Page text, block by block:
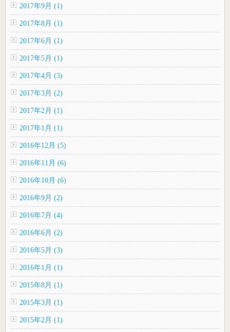
2017年9月 (1)
2017年8月 (1)
2017年6月 (1)
2017年5月 (1)
2017年4月 (3)
2017年3月 (2)
2017年2月 (1)
2017年1月 (1)
2016年12月 (5)
2016年11月 (6)
2016年10月 (6)
2016年9月 (2)
2016年7月 (4)
2016年6月 (2)
2016年5月 (3)
2016年1月 (1)
2015年8月 (1)
2015年3月 (1)
2015年2月 (1)